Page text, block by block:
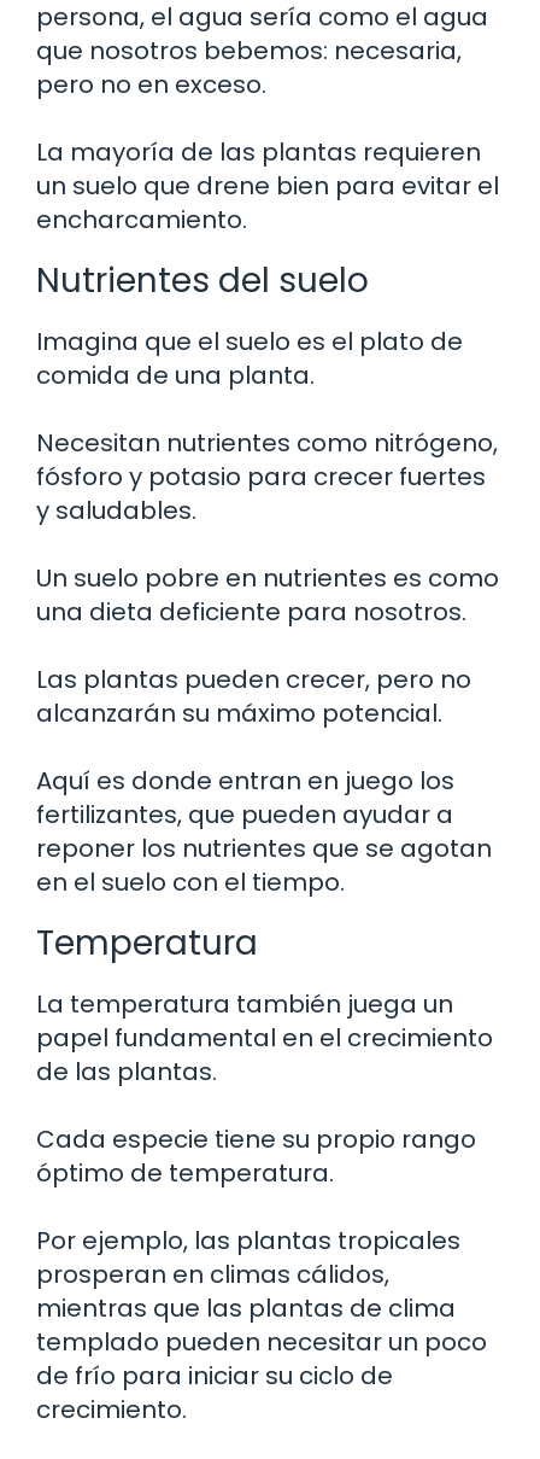
persona, el agua sería como el agua
que nosotros bebemos: necesaria,
pero no en exceso.
La mayoría de las plantas requieren
un suelo que drene bien para evitar el
encharcamiento.
Nutrientes del suelo
Imagina que el suelo es el plato de
comida de una planta.
Necesitan nutrientes como nitrógeno,
fósforo y potasio para crecer fuertes
y saludables.
Un suelo pobre en nutrientes es como
una dieta deficiente para nosotros.
Las plantas pueden crecer, pero no
alcanzarán su máximo potencial.
Aquí es donde entran en juego los
fertilizantes, que pueden ayudar a
reponer los nutrientes que se agotan
en el suelo con el tiempo.
Temperatura
La temperatura también juega un
papel fundamental en el crecimiento
de las plantas.
Cada especie tiene su propio rango
óptimo de temperatura.
Por ejemplo, las plantas tropicales
prosperan en climas cálidos,
mientras que las plantas de clima
templado pueden necesitar un poco
de frío para iniciar su ciclo de
crecimiento.